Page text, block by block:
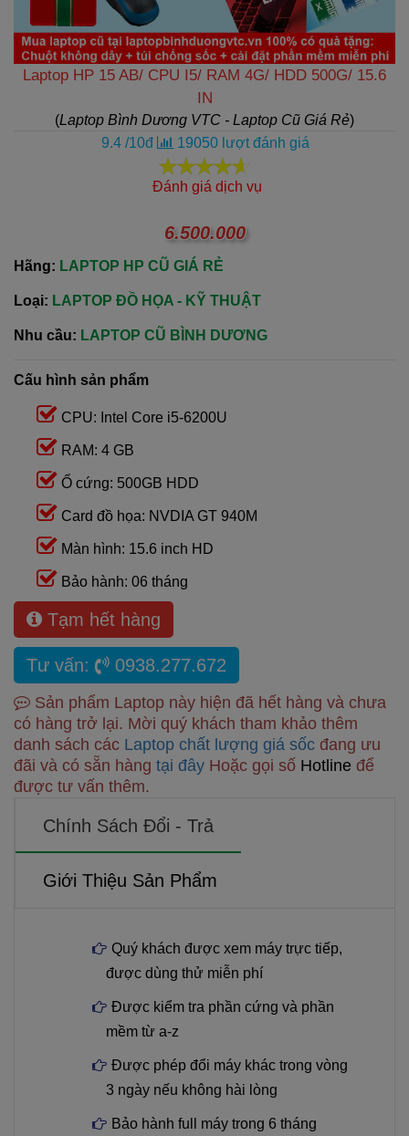
Laptop HP 15 AB/ CPU I5/ RAM 4G/ HDD 500G/ 15.6
IN
(Laptop Bình Dương VTC - Laptop Cũ Giá Rẻ)
9.4/10đ 19050lượt đánh giá
Đánh giá dịch vụ
6.500.000
Hãng: LAPTOP HP CŨ GIÁ RẺ
Loại: LAPTOP ĐỒ HỌA - KỸ THUẬT
Nhu cầu: LAPTOP CŨ BÌNH DƯƠNG
Cấu hình sản phẩm
CPU: Intel Core i5-6200U
RAM: 4 GB
Ổ cứng: 500GB HDD
Card đồ họa: NVDIA GT 940M
Màn hình: 15.6 inch HD
Bảo hành: 06 tháng
Tạm hết hàng
Tư vấn: 0938.277.672
Sản phẩm Laptop này hiện đã hết hàng và chưa
có hàng trở lại. Mời quý khách tham khảo thêm
danh sách các Laptop chất lượng giá sốc đang ưu
đãi và có sẵn hàng tại đây Hoặc gọi số Hotline để
được tư vấn thêm.
Chính Sách Đổi - Trả
Giới Thiệu Sản Phẩm
Quý khách được xem máy trực tiếp,
được dùng thử miễn phí
Được kiểm tra phần cứng và phần
mềm từ a-z
Được phép đổi máy khác trong vòng
3 ngày nếu không hài lòng
Bảo hành full máy trong 6 tháng